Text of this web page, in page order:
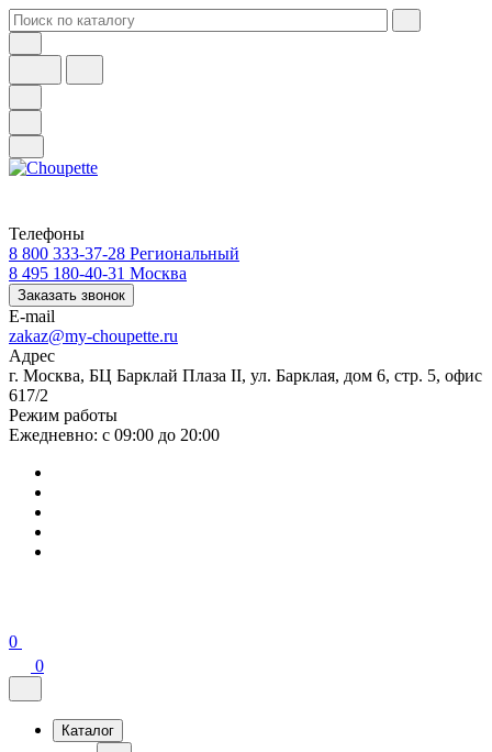
Телефоны
8 800 333-37-28 Региональный
8 495 180-40-31 Москва
Заказать звонок
E-mail
zakaz@my-choupette.ru
Адрес
г. Москва, БЦ Барклай Плаза II, ул. Барклая, дом 6, стр. 5, офис
617/2
Режим работы
Ежедневно: с 09:00 до 20:00
0
0
Каталог